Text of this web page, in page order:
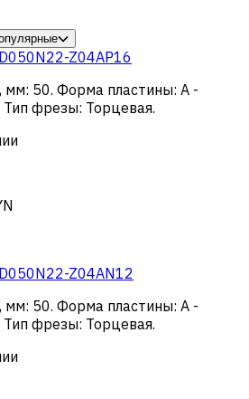
Z04AP16
мм: 50. Форма пластины: A -
Тип фрезы: Торцевая.
Z04AN12
мм: 50. Форма пластины: A -
Тип фрезы: Торцевая.